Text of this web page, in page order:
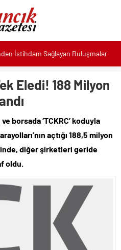
İstihdam Sağlayan Buluşmalar
çıkarması: “Halkımızın içinde,
için atıldı
Minik Ev Sahiplerine Sahip
Her Noktasında Gece
Üretim Gücünü
emekçileri yalnız bırakılmadı
siber risklerle karşı karşıya
Eledi! 188 Milyon
borsada ‘TCKRC’ koduyla
açtığı 188,5 milyon
diğer şirketleri geride
oldu.